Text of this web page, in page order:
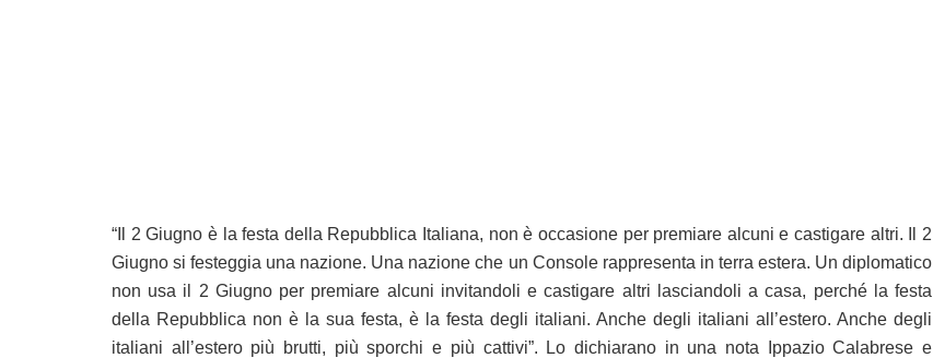
“Il 2 Giugno è la festa della Repubblica Italiana, non è occasione per premiare alcuni e castigare altri. Il 2
Giugno si festeggia una nazione. Una nazione che un Console rappresenta in terra estera. Un diplomatico
non usa il 2 Giugno per premiare alcuni invitandoli e castigare altri lasciandoli a casa, perché la festa
della Repubblica non è la sua festa, è la festa degli italiani. Anche degli italiani all’estero. Anche degli
italiani all’estero più brutti, più sporchi e più cattivi”. Lo dichiarano in una nota Ippazio Calabrese e